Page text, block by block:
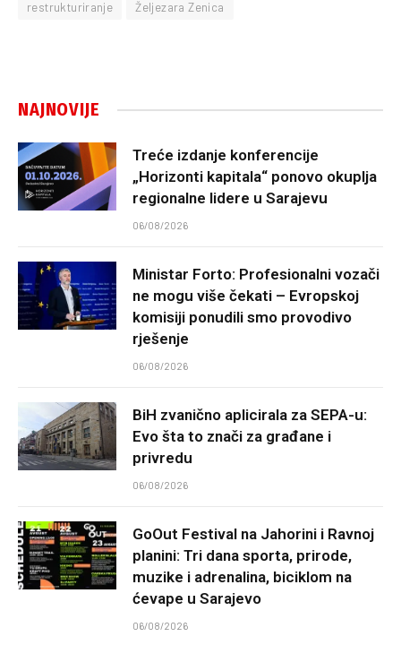
restrukturiranje
Željezara Zenica
NAJNOVIJE
Treće izdanje konferencije
„Horizonti kapitala“ ponovo okuplja
regionalne lidere u Sarajevu
06/08/2026
Ministar Forto: Profesionalni vozači
ne mogu više čekati – Evropskoj
komisiji ponudili smo provodivo
rješenje
06/08/2026
BiH zvanično aplicirala za SEPA-u:
Evo šta to znači za građane i
privredu
06/08/2026
GoOut Festival na Jahorini i Ravnoj
planini: Tri dana sporta, prirode,
muzike i adrenalina, biciklom na
ćevape u Sarajevo
06/08/2026